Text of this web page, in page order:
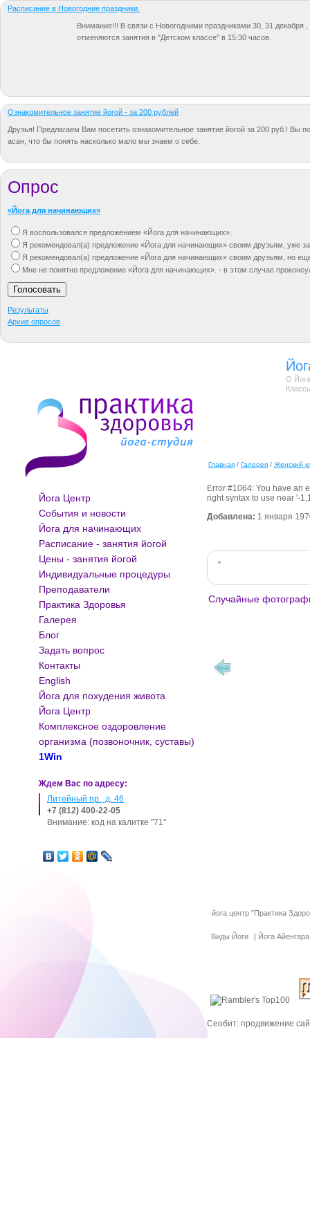
Расписание в Новогодние праздники.
Внимание!!! В связи с Новогодними праздниками 30, 31 декабря
отменяются занятия в "Детском классе" в 15:30 часов.
Ознакомительное занятие йогой - за 200 рублей
Друзья! Предлагаем Вам посетить ознакомительное занятие йогой за 200 руб.! Вы
асан, что бы понять насколько мало мы знаем о себе.
Опрос
«Йога для начинающих»
Я воспользовался предложением «Йога для начинающих».
Я рекомендовал(а) предложение «Йога для начинающих» своим друзьям, уже
Я рекомендовал(а) предложение «Йога для начинающих» своим друзьям, но
Мне не понятно предложение «Йога для начинающих». - в этом случае
Результаты
Архив опросов
О
Главная / Галерея / Женский
Йога Центр
События и новости
Йога для начинающих
Расписание - занятия йогой
Цены - занятия йогой
Индивидуальные процедуры
Преподаватели
Практика Здоровья
Галерея
Блог
Задать вопрос
Контакты
English
Йога для похудения живота
Йога Центр
Комплексное оздоровление
организма (позвоночник, суставы)
1Win
Ждем Вас по адресу:
Литейный пр., д. 46
+7 (812) 400-22-05
Внимание: код на калитке "71"
Error #1064: You have an
right syntax to use near '-
Добавлена: 1 января
Случайные
йога центр "Практика
Виды Йоги | Йога Айенгара
Сеобит: продвижение